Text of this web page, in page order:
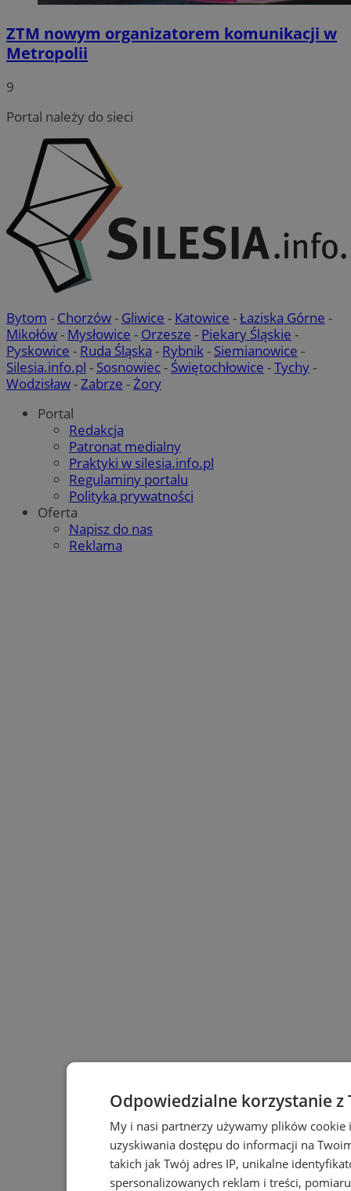
ZTM nowym organizatorem komunikacji w
Metropolii
9
Portal należy do sieci
Bytom - Chorzów- Gliwice - Katowice -Łaziska Górne -
Mikołów- Mysłowice - Orzesze - Piekary Śląskie -
Pyskowice - Ruda Śląska - Rybnik- Siemianowice -
Silesia.info.pl - Sosnowiec- Świętochłowice -Tychy-
Wodzisław-Zabrze -Żory
Portal
Redakcja
Patronat medialny
Praktyki w silesia.info.pl
Regulaminy portalu
Polityka prywatności
Oferta
Napisz do nas
Reklama
Odpowiedzialne korzystanie z
My i nasi partnerzy używamy plików
uzyskiwania dostępu do informacji na
takich jak Twój adres IP, unikalne
spersonalizowanych reklam i treści,